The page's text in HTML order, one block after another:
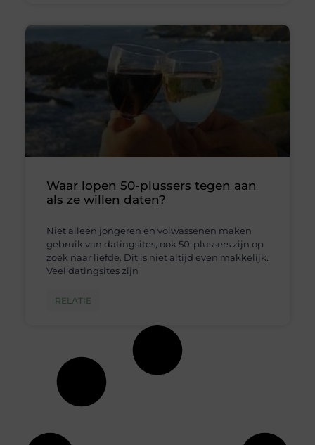
Waar lopen 50-plussers tegen aan
als ze willen daten?
Niet alleen jongeren en volwassenen maken
gebruik van datingsites, ook 50-plussers zijn op
zoek naar liefde. Dit is niet altijd even makkelijk.
Veel datingsites zijn
RELATIE